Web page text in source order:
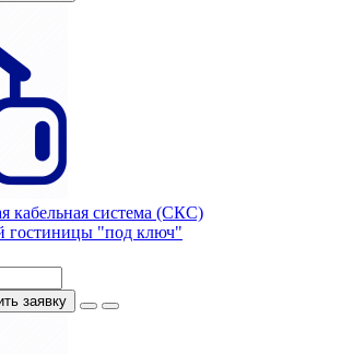
кабельная система (СКС)
гостиницы "под ключ"
заявку